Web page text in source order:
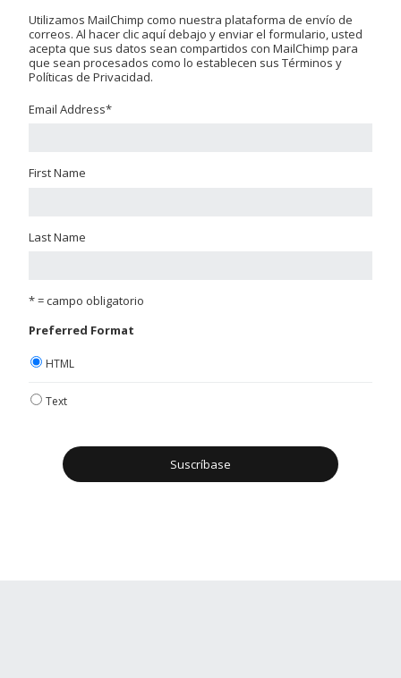
Utilizamos MailChimp como nuestra plataforma de envío de
correos. Al hacer clic aquí debajo y enviar el formulario, usted
acepta que sus datos sean compartidos con MailChimp para
que sean procesados como lo establecen sus Términos y
Políticas de Privacidad.
Email Address*
First Name
Last Name
* = campo obligatorio
Preferred Format
HTML
Text